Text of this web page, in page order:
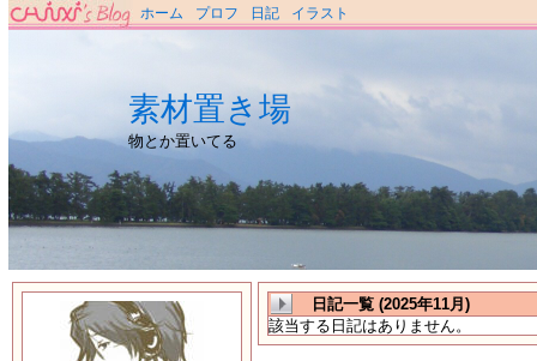
ホーム プロフ 日記 イラスト
素材置き場
物とか置いてる
日記一覧 (2025年11月)
該当する日記はありません。